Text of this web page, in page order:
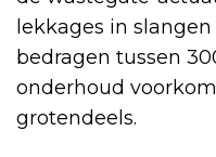
lekkages in
bedragen tussen
onderhoud
grotendeels.